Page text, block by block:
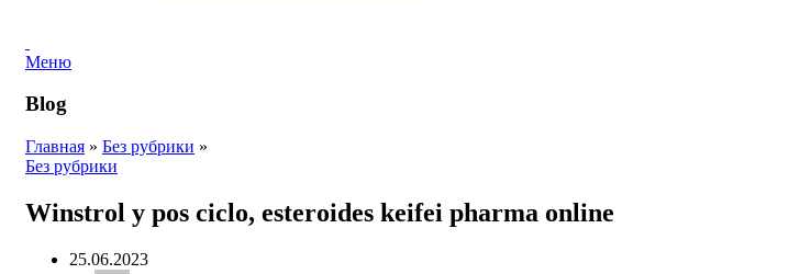
Меню
Blog
Главная » Без рубрики »
Без рубрики
Winstrol y pos ciclo, esteroides keifei pharma online
25.06.2023